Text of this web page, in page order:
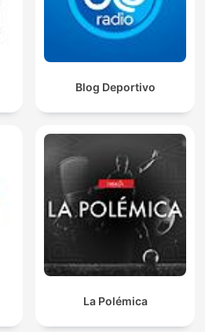
Blog Deportivo
La Polémica